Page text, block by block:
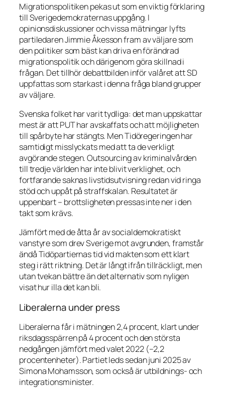
Migrationspolitiken pekas ut som en viktig förklaring
till Sverigedemokraternas uppgång. I
opinionsdiskussioner och vissa mätningar lyfts
partiledaren Jimmie Åkesson fram av väljare som
den politiker som bäst kan driva en förändrad
migrationspolitik och därigenom göra skillnad i
frågan. Det tillhör debattbilden inför valåret att SD
uppfattas som starkast i denna fråga bland grupper
av väljare.
Svenska folket har varit tydliga: det man uppskattar
mest är att PUT har avskaffats och att möjligheten
till spårbyte har stängts. Men Tidöregeringen har
samtidigt misslyckats med att ta de verkligt
avgörande stegen. Outsourcing av kriminalvården
till tredje världen har inte blivit verklighet, och
fortfarande saknas livstidsutvisning redan vid ringa
stöd och uppåt på straffskalan. Resultatet är
uppenbart – brottsligheten pressas inte ner i den
takt som krävs.
Jämfört med de åtta år av socialdemokratiskt
vanstyre som drev Sverige mot avgrunden, framstår
ändå Tidöpartiernas tid vid makten som ett klart
steg i rätt riktning. Det är långt ifrån tillräckligt, men
utan tvekan bättre än det alternativ som nyligen
visat hur illa det kan bli.
Liberalerna under press
Liberalerna får i mätningen 2,4 procent, klart under
riksdagsspärren på 4 procent och den största
nedgången jämfört med valet 2022 (–2,2
procentenheter). Partiet leds sedan juni 2025 av
Simona Mohamsson, som också är utbildnings- och
integrationsminister.